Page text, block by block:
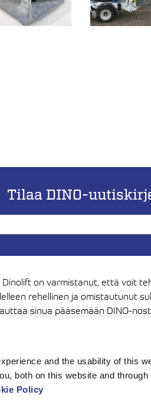
and the usability of this
both on this website and
Policy
Tilaa DINO-
Dinolift on varmistanut, että voit
rehellinen ja omistautunut
sinua pääsemään DINO-
Cookie Policy